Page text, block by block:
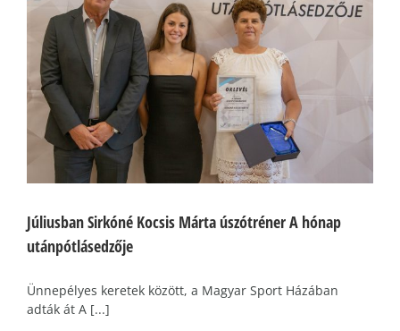
Júliusban Sirkóné Kocsis Márta úszótréner A hónap
utánpótlásedzője
Ünnepélyes keretek között, a Magyar Sport Házában
adták át A [...]